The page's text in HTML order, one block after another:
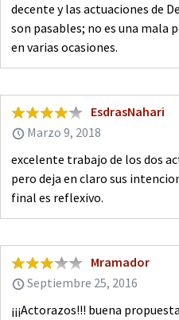
decente y las actuaciones de
son pasables; no es una mala
en varias ocasiones.
EsdrasNahari
Marzo 9, 2018
excelente trabajo de los dos
pero deja en claro sus
final es reflexivo.
Mramador
Septiembre 25, 2016
¡¡¡Actorazos!!! buena